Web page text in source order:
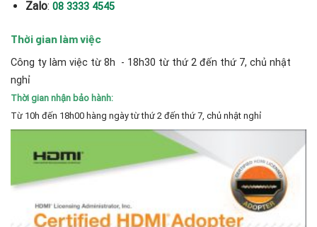
Zalo: 08 3333 4545
Thời gian làm việc
Công ty làm việc từ 8h - 18h30 từ thứ 2 đến thứ 7, chủ nhật
nghỉ
Thời gian nhận bảo hành:
Từ 10h đến 18h00 hàng ngày từ thứ 2 đến thứ 7, chủ nhật nghỉ